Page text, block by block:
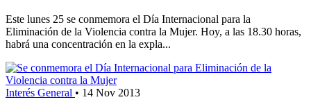
Este lunes 25 se conmemora el Día Internacional para la
Eliminación de la Violencia contra la Mujer. Hoy, a las 18.30 horas,
habrá una concentración en la expla...
Interés General • 14 Nov 2013